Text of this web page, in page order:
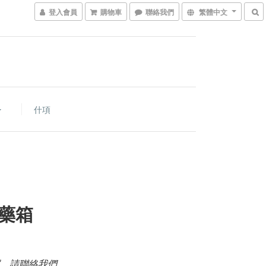
登入會員 購物車 聯絡我們 繁體中文
什項
箱